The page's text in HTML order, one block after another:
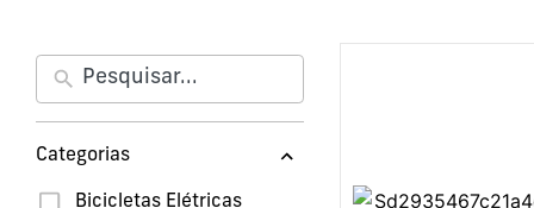
Categorias
Bicicletas Elétricas